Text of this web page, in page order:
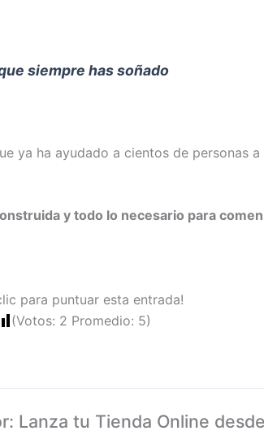
siempre has soñado
ya ha ayudado a cientos de personas
y todo lo necesario para
para puntuar esta entrada!
(Votos: 2 Promedio: 5)
Lanza tu Tienda Online